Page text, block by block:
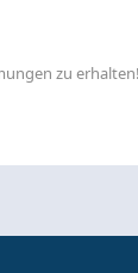
zu erhalten!